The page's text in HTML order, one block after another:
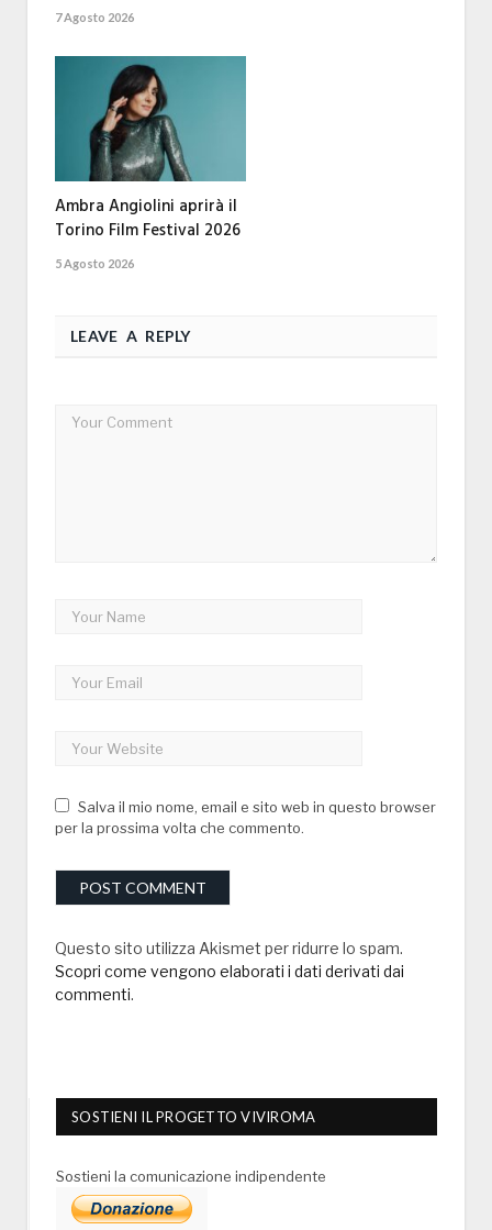
7 Agosto 2026
Ambra Angiolini aprirà il
Torino Film Festival 2026
5 Agosto 2026
LEAVE A REPLY
Salva il mio nome, email e sito web in questo browser
per la prossima volta che commento.
Questo sito utilizza Akismet per ridurre lo spam.
Scopri come vengono elaborati i dati derivati dai
commenti.
SOSTIENI IL PROGETTO VIVIROMA
Sostieni la comunicazione indipendente